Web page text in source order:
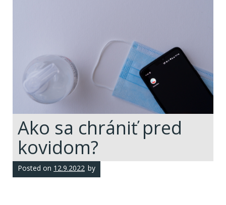
Ako sa chrániť pred
kovidom?
Posted on 12.9.2022 by